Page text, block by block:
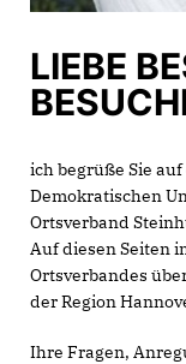
LIEBE
ich begrüße Sie
Demokratischen
Ortsverband
Auf diesen Seiten
Ortsverbandes
der Region
Ihre Fragen,